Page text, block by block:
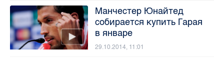
Манчестер Юнайтед
собирается купить Гарая
в январе
29.10.2014, 11:01